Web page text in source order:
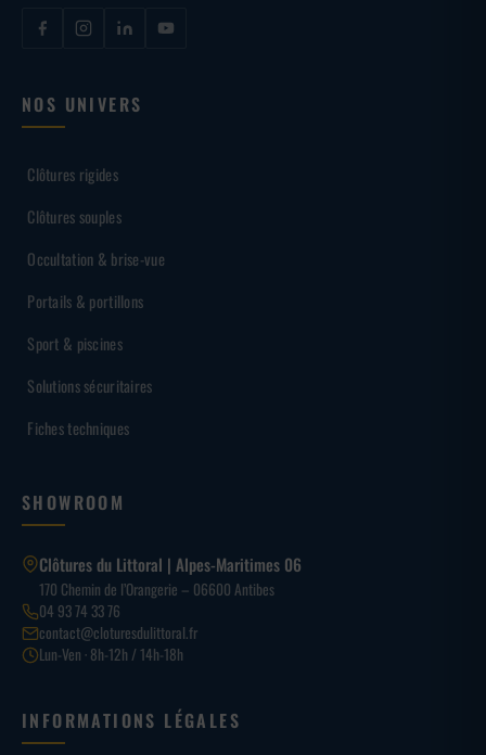
NOS UNIVERS
Clôtures rigides
Clôtures souples
Occultation & brise-vue
Portails & portillons
Sport & piscines
Solutions sécuritaires
Fiches techniques
SHOWROOM
Clôtures du Littoral | Alpes-Maritimes 06
170 Chemin de l’Orangerie – 06600 Antibes
04 93 74 33 76
contact@cloturesdulittoral.fr
Lun-Ven · 8h-12h / 14h-18h
INFORMATIONS LÉGALES